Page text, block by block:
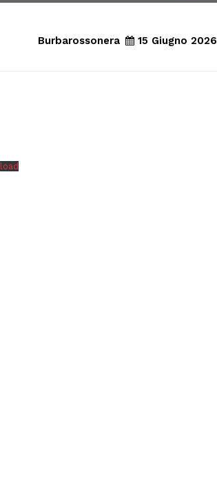
Burbarossonera 15 Giugno 2026